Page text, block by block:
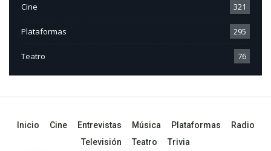
Cine 321
Plataformas 295
Teatro 76
Inicio Cine Entrevistas Música Plataformas
Radio
Televisión
Teatro Trivia